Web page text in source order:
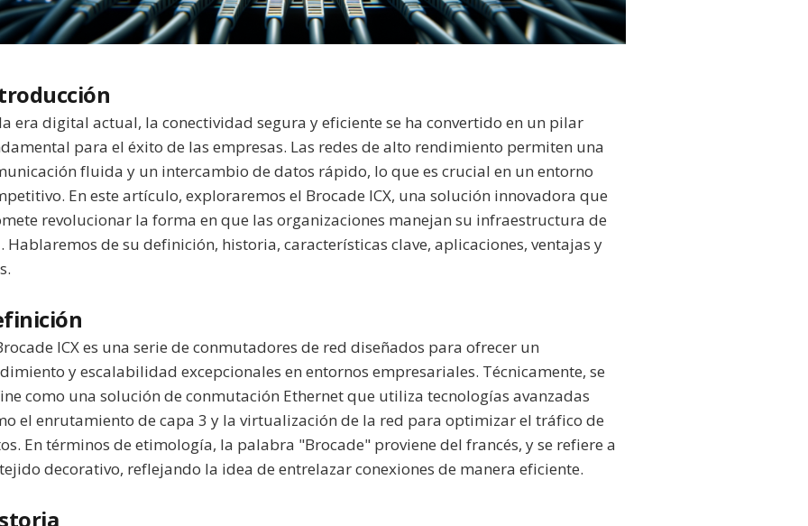
era digital actual, la conectividad segura y eficiente se ha convertido en un pilar
para el éxito de las empresas. Las redes de alto rendimiento permiten una
fluida y un intercambio de datos rápido, lo que es crucial en un entorno
En este artículo, exploraremos el Brocade ICX, una solución innovadora que
revolucionar la forma en que las organizaciones manejan su infraestructura de
Hablaremos de su definición, historia, características clave, aplicaciones, ventajas y
ICX es una serie de conmutadores de red diseñados para ofrecer un
y escalabilidad excepcionales en entornos empresariales. Técnicamente, se
como una solución de conmutación Ethernet que utiliza tecnologías avanzadas
el enrutamiento de capa 3 y la virtualización de la red para optimizar el tráfico de
En términos de etimología, la palabra "Brocade" proviene del francés, y se refiere a
decorativo, reflejando la idea de entrelazar conexiones de manera eficiente.